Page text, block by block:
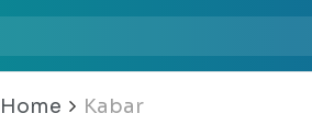
Home Kabar